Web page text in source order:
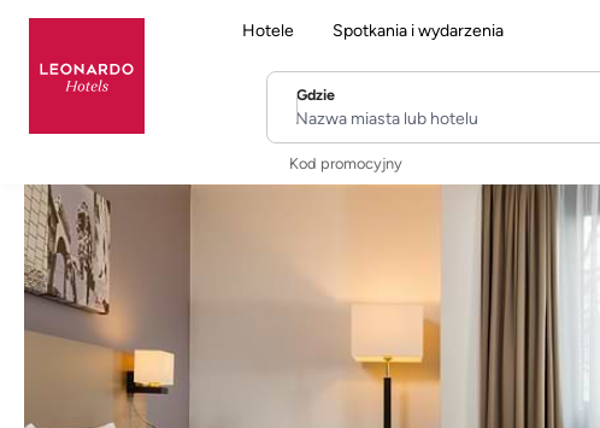
Hotele Spotkania i wydarzenia
Gdzie
Nazwa miasta lub hotelu
Kod promocyjny